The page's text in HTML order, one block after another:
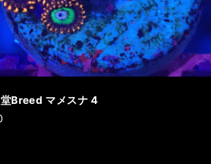
Breed マメスナ 4